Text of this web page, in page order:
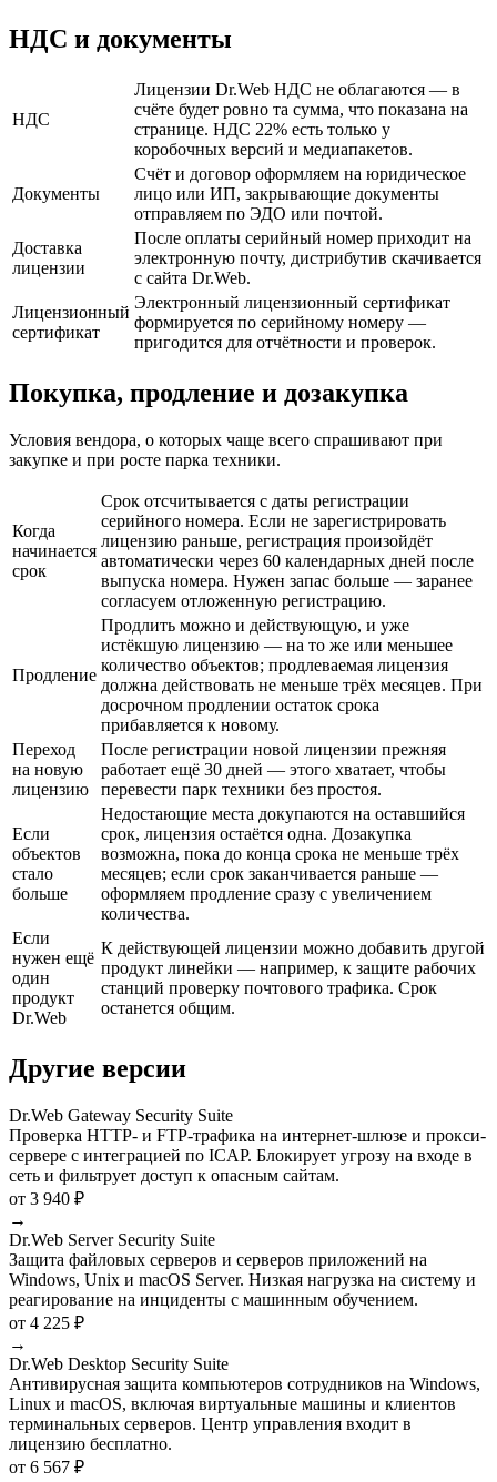
НДС и документы
НДС
Лицензии Dr.Web НДС не облагаются — в
счёте будет ровно та сумма, что показана на
странице. НДС 22% есть только у
коробочных версий и медиапакетов.
Документы
Счёт и договор оформляем на юридическое
лицо или ИП, закрывающие документы
отправляем по ЭДО или почтой.
Доставка
лицензии
После оплаты серийный номер приходит на
электронную почту, дистрибутив скачивается
с сайта Dr.Web.
Лицензионный
сертификат
Электронный лицензионный сертификат
формируется по серийному номеру —
пригодится для отчётности и проверок.
Покупка, продление и дозакупка
Условия вендора, о которых чаще всего спрашивают при
закупке и при росте парка техники.
Когда
начинается
срок
Срок отсчитывается с даты регистрации
серийного номера. Если не зарегистрировать
лицензию раньше, регистрация произойдёт
автоматически через 60 календарных дней после
выпуска номера. Нужен запас больше — заранее
согласуем отложенную регистрацию.
Продление
Продлить можно и действующую, и уже
истёкшую лицензию — на то же или меньшее
количество объектов; продлеваемая лицензия
должна действовать не меньше трёх месяцев. При
досрочном продлении остаток срока
прибавляется к новому.
Переход
на новую
лицензию
После регистрации новой лицензии прежняя
работает ещё 30 дней — этого хватает, чтобы
перевести парк техники без простоя.
Если
объектов
стало
больше
Недостающие места докупаются на оставшийся
срок, лицензия остаётся одна. Дозакупка
возможна, пока до конца срока не меньше трёх
месяцев; если срок заканчивается раньше —
оформляем продление сразу с увеличением
количества.
Если
нужен ещё
один
продукт
Dr.Web
К действующей лицензии можно добавить другой
продукт линейки — например, к защите рабочих
станций проверку почтового трафика. Срок
останется общим.
Другие версии
Dr.Web Gateway Security Suite
Проверка HTTP- и FTP-трафика на интернет-шлюзе и прокси-
сервере с интеграцией по ICAP. Блокирует угрозу на входе в
сеть и фильтрует доступ к опасным сайтам.
от 3 940 ₽
→
Dr.Web Server Security Suite
Защита файловых серверов и серверов приложений на
Windows, Unix и macOS Server. Низкая нагрузка на систему и
реагирование на инциденты с машинным обучением.
от 4 225 ₽
→
Dr.Web Desktop Security Suite
Антивирусная защита компьютеров сотрудников на Windows,
Linux и macOS, включая виртуальные машины и клиентов
терминальных серверов. Центр управления входит в
лицензию бесплатно.
от 6 567 ₽